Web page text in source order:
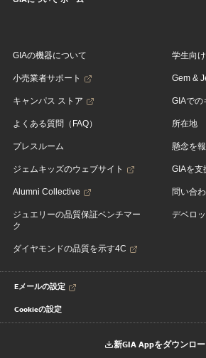
GIAの機器について
小売業者サポート
キャンパス ストア
よくある質問（FAQ）
プレスルーム
ジェムキッズのウェブサイト
Alumni Collective
ジュエリーの品質保証ベンチマー
ク
ダイヤモンドの品質を示す4C
学生向
Gem &
GIAでの
所在地
懸念を
GIAを支
問い合
デベロ
Eメールの設定
Cookieの設定
新GIA Appをダウンロ